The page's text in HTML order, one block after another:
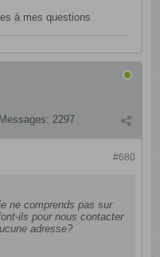
à mes questions
Messages: 2297
#680
ne comprends pas sur
ils pour nous contacter
adresse?